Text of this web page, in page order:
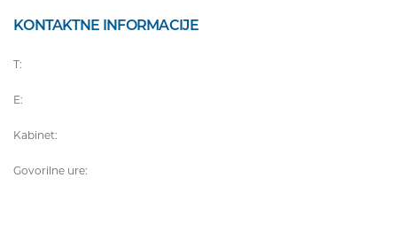
KONTAKTNE INFORMACIJE
T:
E:
Kabinet:
Govorilne ure: